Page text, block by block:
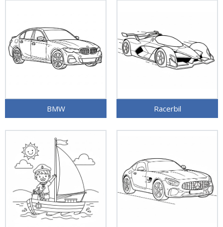
BMW Racerbil